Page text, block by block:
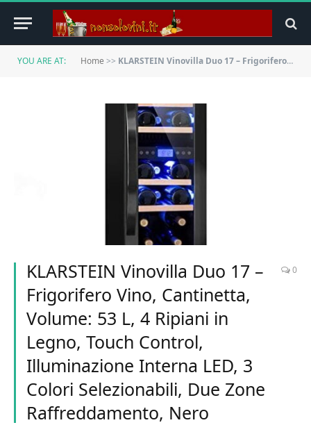
YOU ARE AT: Home >> KLARSTEIN Vinovilla Duo 17 – Frigorifero Vino, Cantinetta, Volume: 53 L, 4 Ripiani in Legno, Touch Control, Illuminazione Interna LED, 3 Colori Selezionabili, Due Zone Raffreddamento, Nero
KLARSTEIN Vinovilla Duo 17 –
Frigorifero Vino, Cantinetta,
Volume: 53 L, 4 Ripiani in
Legno, Touch Control,
Illuminazione Interna LED, 3
Colori Selezionabili, Due Zone
Raffreddamento, Nero
0